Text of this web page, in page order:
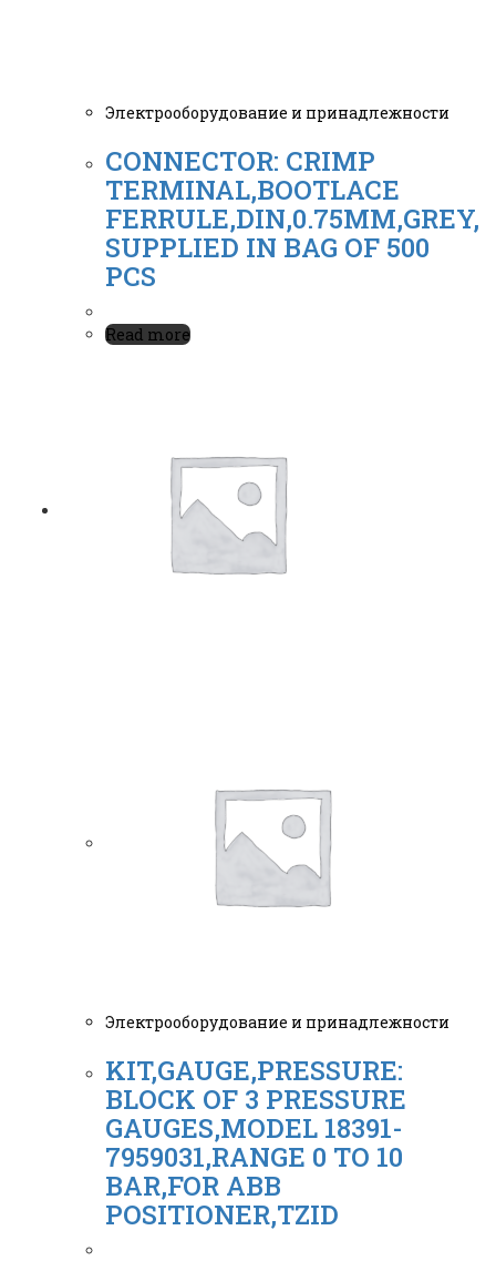
Электрооборудование и принадлежности
CONNECTOR: CRIMP
TERMINAL,BOOTLACE
FERRULE,DIN,0.75MM,GREY,
SUPPLIED IN BAG OF 500
PCS
Read more
Электрооборудование и принадлежности
KIT,GAUGE,PRESSURE:
BLOCK OF 3 PRESSURE
GAUGES,MODEL 18391-
7959031,RANGE 0 TO 10
BAR,FOR ABB
POSITIONER,TZID